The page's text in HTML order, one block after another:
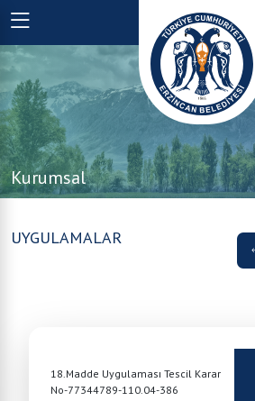
Kurumsal
UYGULAMALAR
18.Madde Uygulaması Tescil Karar
No-77344789-110.04-386